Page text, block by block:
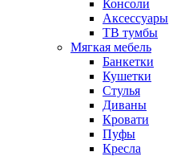
Консоли
Аксессуары
ТВ тумбы
Мягкая мебель
Банкетки
Кушетки
Стулья
Диваны
Кровати
Пуфы
Кресла